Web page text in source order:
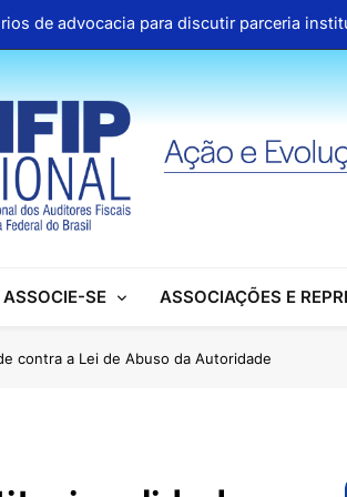
de advocacia para discutir parceria
gigante na construção da Seguridade
organiza mobilização no Congresso e
Aproveite os descontos
de advocacia para discutir parceria
organiza mobilização no Congresso e
Aproveite os
ASSOCIE-SE ASSOCIAÇÕES E
contra a Lei de Abuso da Autoridade